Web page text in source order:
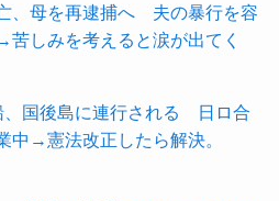
、母を再逮捕へ 夫の暴行を容
しみを考えると涙が出てく
、国後島に連行される 日ロ合
中→憲法改正したら解決。